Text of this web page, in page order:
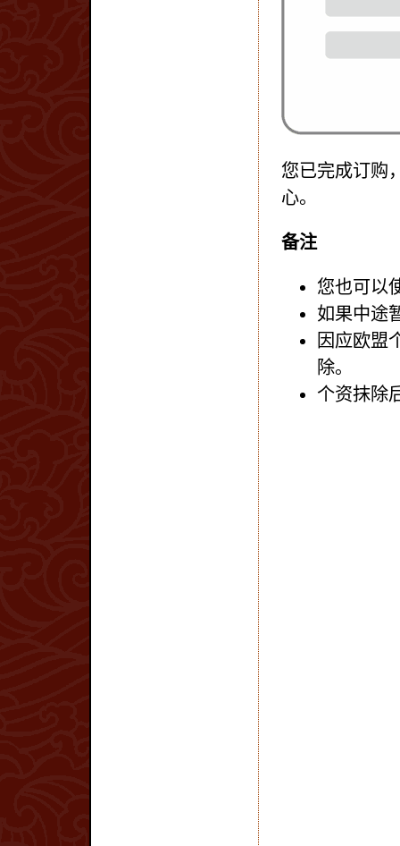
您已完成订购
心。
备注
您也可以
如果中途
因应欧盟
除。
个资抹除